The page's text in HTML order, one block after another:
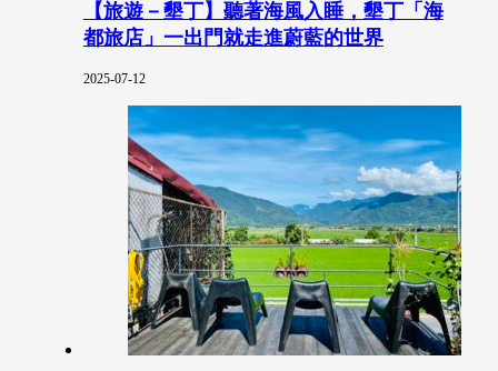
【旅遊－墾丁】聽著海風入睡，墾丁「海
都旅店」一出門就走進蔚藍的世界
2025-07-12